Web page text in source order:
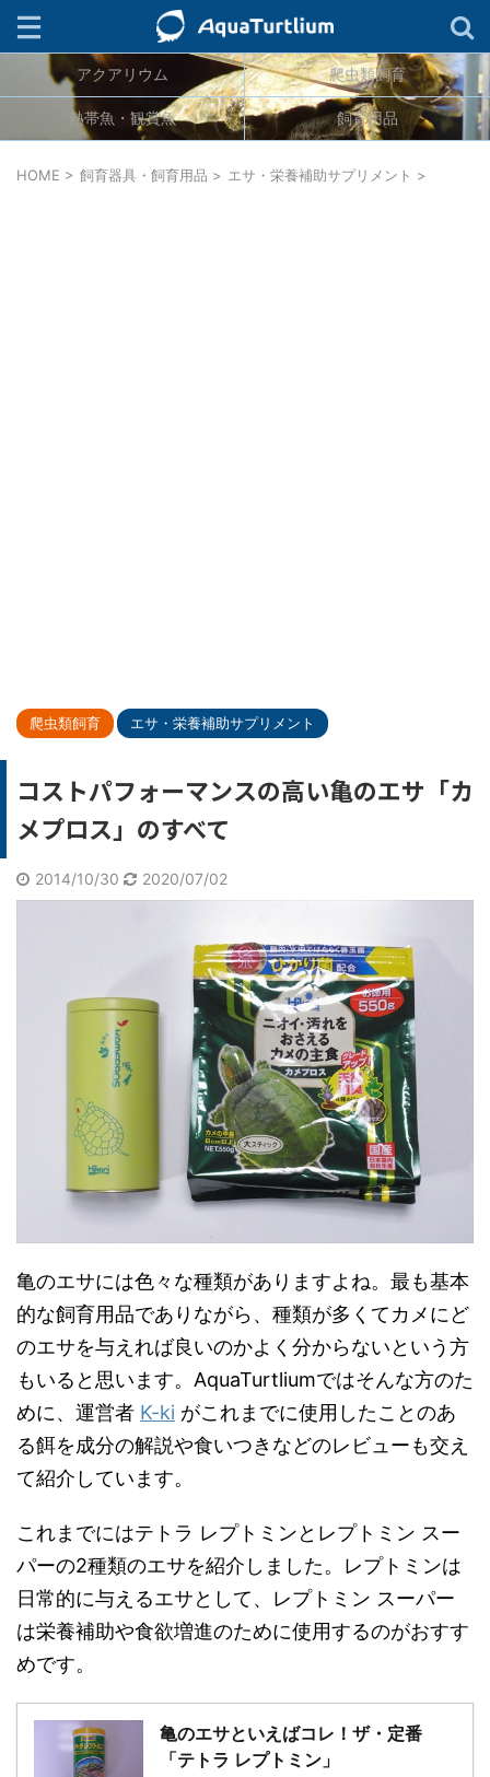
検索
ジャンル
生物分類
アクアリウム 爬虫類飼育
熱帯魚・観賞魚 飼育用品
HOME > 飼育器具・飼育用品 > エサ・栄養補助サプリメント >
爬虫類飼育 エサ・栄養補助サプリメント
コストパフォーマンスの高い亀のエサ「カ
メプロス」のすべて
2014/10/30 2020/07/02
亀のエサには色々な種類がありますよね。最も基本
的な飼育用品でありながら、種類が多くてカメにど
のエサを与えれば良いのかよく分からないという方
もいると思います。AquaTurtliumではそんな方のた
めに、運営者 K-ki がこれまでに使用したことのあ
る餌を成分の解説や食いつきなどのレビューも交え
て紹介しています。
これまでにはテトラ レプトミンとレプトミン スー
パーの2種類のエサを紹介しました。レプトミンは
日常的に与えるエサとして、レプトミン スーパー
は栄養補助や食欲増進のために使用するのがおすす
めです。
亀のエサといえばコレ！ザ・定番
「テトラ レプトミン」